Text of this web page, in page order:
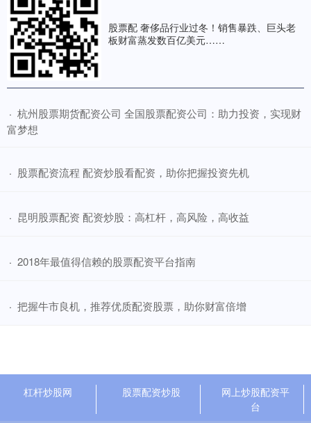
股票配 奢侈品行业过冬！销售暴跌、巨头老
板财富蒸发数百亿美元……
· ​杭州股票期货配资公司 全国股票配资公司：助力投资，实现财
富梦想
· ​股票配资流程 配资炒股看配资，助你把握投资先机
· ​昆明股票配资 配资炒股：高杠杆，高风险，高收益
· ​2018年最值得信赖的股票配资平台指南
· ​把握牛市良机，推荐优质配资股票，助你财富倍增
杠杆炒股网 股票配资炒股
网上炒股配资平
台